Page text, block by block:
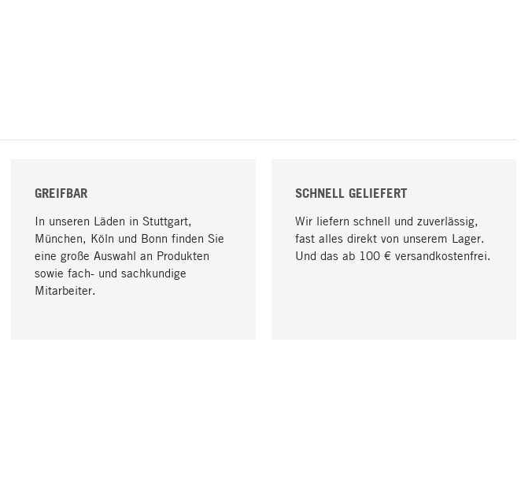
GREIFBAR
In unseren Läden in Stuttgart,
München, Köln und Bonn finden Sie
eine große Auswahl an Produkten
sowie fach- und sachkundige
Mitarbeiter.
SCHNELL GELIEFERT
Wir liefern schnell und zuverlässig,
fast alles direkt von unserem Lager.
Und das ab 100 € versandkostenfrei.